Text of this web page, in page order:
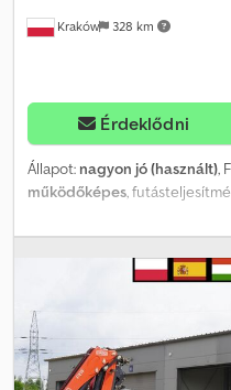
Kraków 328 km
Érdeklődni
Állapot: nagyon jó (használt),
működőképes,
,
kg, maximális teherbírás:10
, vezetőfülke:nappali
kibocsátási osztály:Euro 6,
hossza:
, rakodótér
raktérmagasság:
570 mm,
differenciálzár,
MAN TGS 26.420 6×4 / Fassi